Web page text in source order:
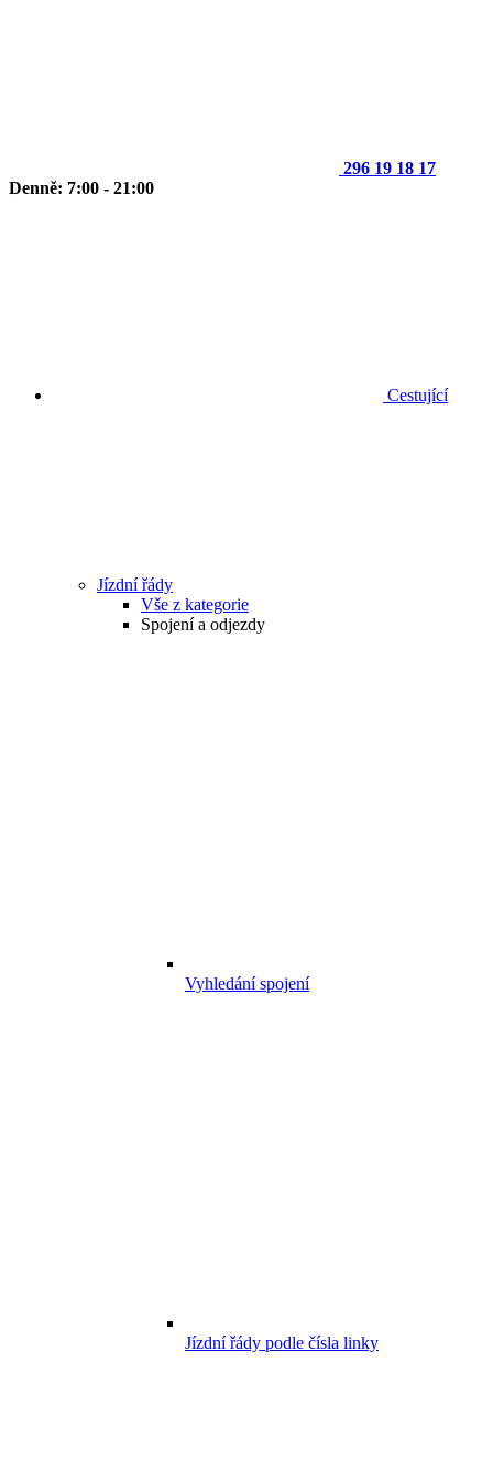
296 19 18 17
Denně: 7:00 - 21:00
Cestující
Jízdní řády
Vše z kategorie
Spojení a odjezdy
Vyhledání spojení
Jízdní řády podle čísla linky